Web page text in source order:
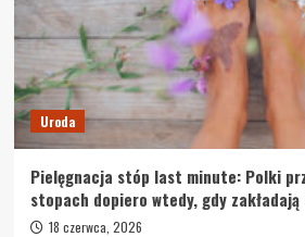
Uroda
Pielęgnacja stóp last minute: Polki
stopach dopiero wtedy, gdy zakładają
18 czerwca, 2026